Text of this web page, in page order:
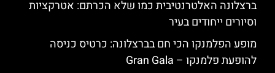
ברצלונה האלטרנטיבית כמו שלא הכרתם: אטרקציות
וסיורים ייחודים בעיר
מופע הפלמנקו הכי חם בברצלונה: כרטיס כניסה
להופעת פלמנקו – Gran Gala